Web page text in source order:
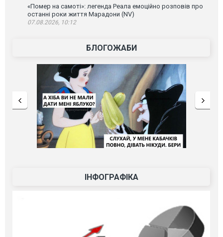
«Помер на самоті»: легенда Реала емоційно розповів про
останні роки життя Марадони (NV)
07.08.2026, 10:12
БЛОГОЖАБИ
ІНФОГРАФІКА